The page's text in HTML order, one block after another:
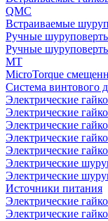
QMC
Встраиваемые
Ручные
Ручные
MT
MicroTorque
Система винтового
Электрические
Электрические
Электрические
Электрические
Электрические
Электрические
Электрические
Источники питания
Электрические
Электрические